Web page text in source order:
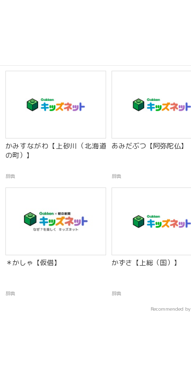
かみすながわ【上砂川（北海道
の町）】
辞典
あみだぶつ【阿弥陀仏】
辞典
＊かしゃ【仮借】
辞典
かずさ【上総（国）】
辞典
Recommended by